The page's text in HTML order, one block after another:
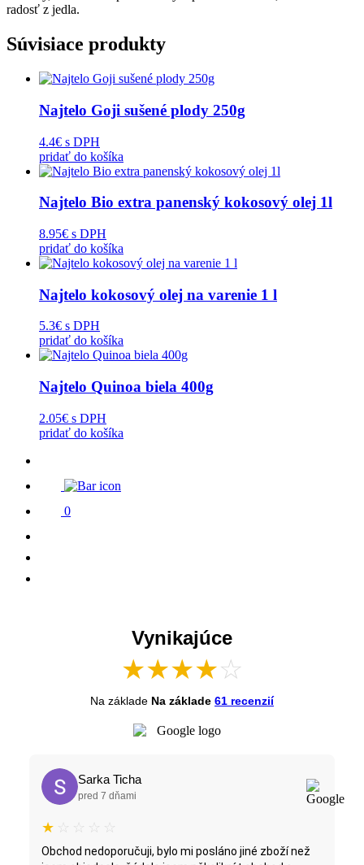
radosť z jedla.
Súvisiace produkty
Najtelo Goji sušené plody 250g
4.4€ s DPH
pridať do košíka
Najtelo Bio extra panenský kokosový olej 1l
8.95€ s DPH
pridať do košíka
Najtelo kokosový olej na varenie 1 l
5.3€ s DPH
pridať do košíka
Najtelo Quinoa biela 400g
2.05€ s DPH
pridať do košíka
0
Vynikajúce
★★★★☆
Na základe Na základe 61 recenzií
Sarka Ticha
pred 7 dňami
★ ☆ ☆ ☆ ☆
Obchod nedoporučuji, bylo mi posláno jiné zboží než